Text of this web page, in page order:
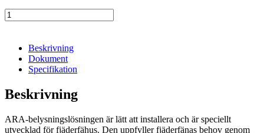
ARA
Takbelysning
Beskrivning
Dokument
Specifikation
Beskrivning
ARA-belysningslösningen är lätt att installera och är speciellt
utvecklad för fjäderfähus. Den uppfyller fjäderfänas behov genom